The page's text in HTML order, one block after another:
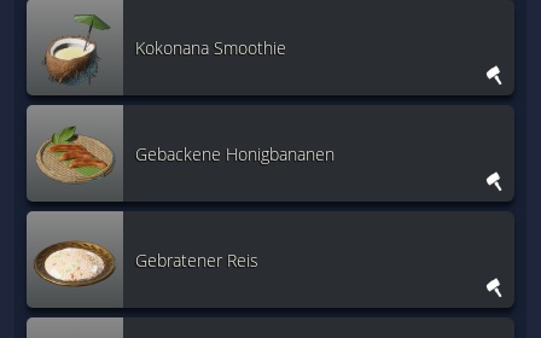
Kokonana Smoothie
Gebackene Honigbananen
Gebratener Reis